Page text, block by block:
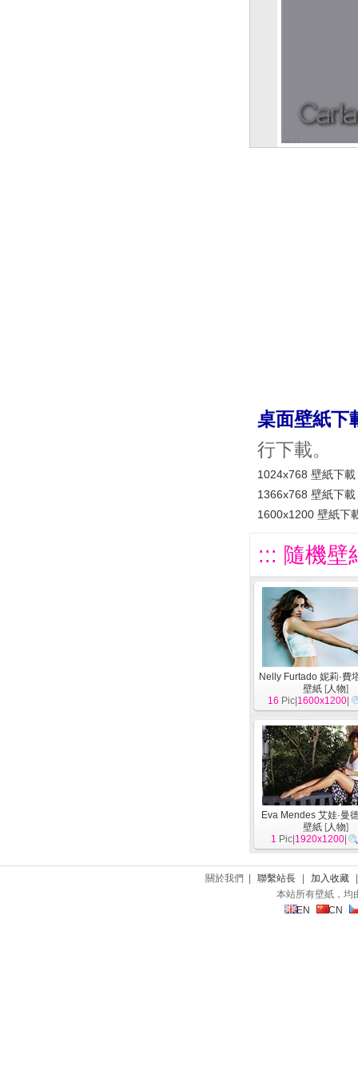
桌面壁紙下
行下載。
1024x768 壁紙下載
1366x768 壁紙下載
1600x1200 壁紙下
::: 隨機壁
Nelly Furtado 妮莉·費
壁紙 [人物]
16 Pic| 1600x1200
Eva Mendes 艾娃·曼
壁紙 [人物]
1 Pic| 1920x1200
關於我們 | 聯繫站長 加入收藏
本站所有壁紙，均
EN
CN